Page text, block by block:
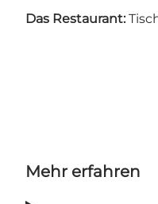
Das Restaurant:
Mehr erfahren